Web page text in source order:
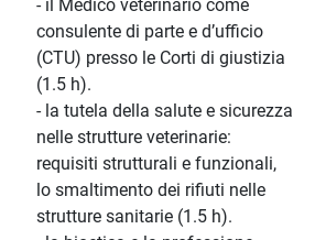
- il Medico veterinario come
consulente di parte e d’ufficio
(CTU) presso le Corti di giustizia
(1.5 h).
- la tutela della salute e sicurezza
nelle strutture veterinarie:
requisiti strutturali e funzionali,
lo smaltimento dei rifiuti nelle
strutture sanitarie (1.5 h).